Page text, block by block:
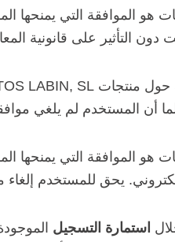
هو الموافقة التي
التأثير على قانونية
أن المستخدم لم يلغي موافقته
هو الموافقة التي يمنحها
يحق للمستخدم
استمارة التسجيل